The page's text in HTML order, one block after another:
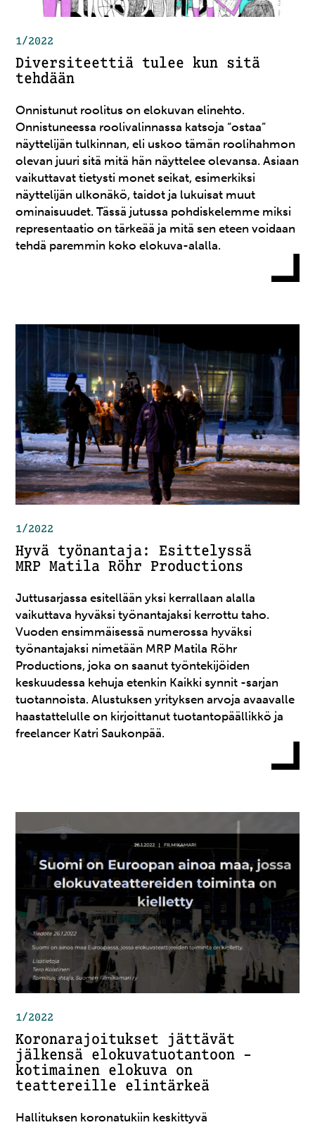
1/2022
Diversiteettiä tulee kun sitä
tehdään
Onnistunut roolitus on elokuvan elinehto.
Onnistuneessa roolivalinnassa katsoja “ostaa”
näyttelijän tulkinnan, eli uskoo tämän roolihahmon
olevan juuri sitä mitä hän näyttelee olevansa. Asiaan
vaikuttavat tietysti monet seikat, esimerkiksi
näyttelijän ulkonäkö, taidot ja lukuisat muut
ominaisuudet. Tässä jutussa pohdiskelemme miksi
representaatio on tärkeää ja mitä sen eteen voidaan
tehdä paremmin koko elokuva-alalla.
1/2022
Hyvä työnantaja: Esittelyssä
MRP Matila Röhr Productions
Juttusarjassa esitellään yksi kerrallaan alalla
vaikuttava hyväksi työnantajaksi kerrottu taho.
Vuoden ensimmäisessä numerossa hyväksi
työnantajaksi nimetään MRP Matila Röhr
Productions, joka on saanut työntekijöiden
keskuudessa kehuja etenkin Kaikki synnit -sarjan
tuotannoista. Alustuksen yrityksen arvoja avaavalle
haastattelulle on kirjoittanut tuotantopäällikkö ja
freelancer Katri Saukonpää.
1/2022
Koronarajoitukset jättävät
jälkensä elokuvatuotantoon –
kotimainen elokuva on
teattereille elintärkeä
Hallituksen koronatukiin keskittyvä